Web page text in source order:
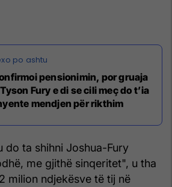
pensionimin, por gruaja
Fury e di se cili meç do t’ia
mendjen për rikthim
do ta shihni Joshua-Fury
me gjithë sinqeritet", u tha
milion ndjekësve të tij në